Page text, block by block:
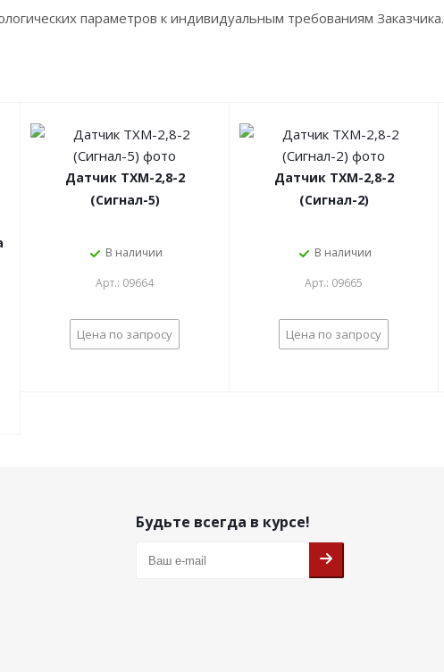
параметров к индивидуальным требованиям Заказчика.
Датчик ТХМ-2,8-2
(Сигнал-5)
В наличии
Арт.: 09664
Цена по запросу
Датчик ТХМ-2,8-2
(Сигнал-2)
В наличии
Арт.: 09665
Цена по запросу
Будьте всегда в курсе!